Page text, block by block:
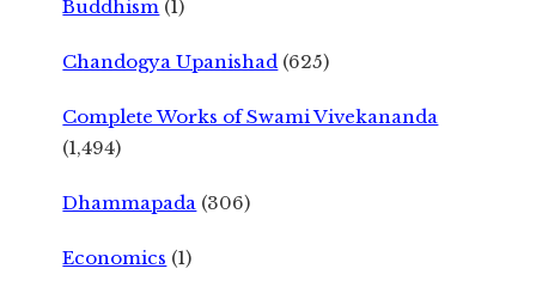
Buddhism (1)
Chandogya Upanishad (625)
Complete Works of Swami Vivekananda
(1,494)
Dhammapada (306)
Economics (1)